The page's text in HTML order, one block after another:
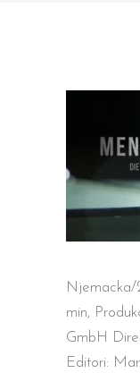
Njemacka/
min,
GmbH
Editori: